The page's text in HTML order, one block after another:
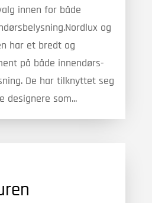
innen for både
og
har et bredt og
på både innendørs-
De har tilknyttet seg
designere som...